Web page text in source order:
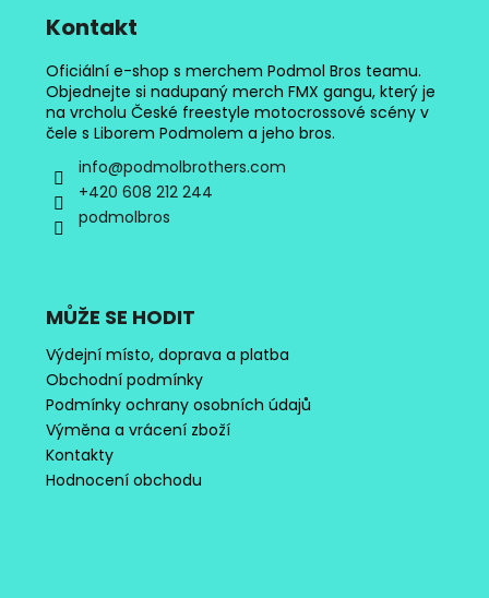
Kontakt
Oficiální e-shop s merchem Podmol Bros teamu.
Objednejte si nadupaný merch FMX gangu, který je
na vrcholu České freestyle motocrossové scény v
čele s Liborem Podmolem a jeho bros.
info@podmolbrothers.com
+420 608 212 244
podmolbros
MŮŽE SE HODIT
Výdejní místo, doprava a platba
Obchodní podmínky
Podmínky ochrany osobních údajů
Výměna a vrácení zboží
Kontakty
Hodnocení obchodu